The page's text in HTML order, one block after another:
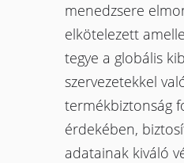
menedzsere
elkötelezett
tegye a globális
szervezetekkel
termékbiztonság
érdekében,
adatainak kiváló